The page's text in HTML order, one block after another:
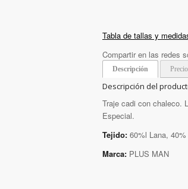
Tabla de tallas y
Compartir en las redes
Descripción
Descripción del
Traje cadi con chaleco.
Especial.
Tejido: 60%l Lana,
Marca: PLUS MAN